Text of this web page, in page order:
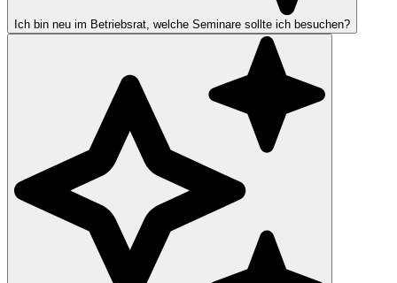
Ich bin neu im Betriebsrat, welche Seminare sollte ich besuchen?